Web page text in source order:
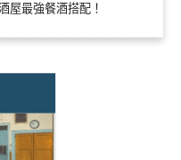
屋最強餐酒搭配！